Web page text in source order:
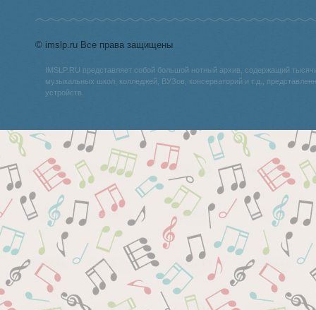
© imslp.ru Все права защищены
IMSLP.RU представляет собой большой нотный архив, содержащий
музыкальных школ, колледжей, ВУЗов, консерваторий и т.д.,
устройств.